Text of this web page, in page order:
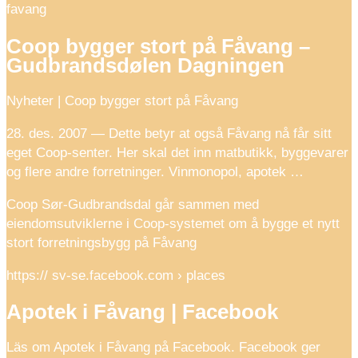
favang
Coop bygger stort på Fåvang –
Gudbrandsdølen Dagningen
Nyheter | Coop bygger stort på Fåvang
28. des. 2007 — Dette betyr at også Fåvang nå får sitt
eget Coop-senter. Her skal det inn matbutikk, byggevarer
og flere andre forretninger. Vinmonopol, apotek …
Coop Sør-Gudbrandsdal går sammen med
eiendomsutviklerne i Coop-systemet om å bygge et nytt
stort forretningsbygg på Fåvang
https:// sv-se.facebook.com › places
Apotek i Fåvang | Facebook
Läs om Apotek i Fåvang på Facebook. Facebook ger